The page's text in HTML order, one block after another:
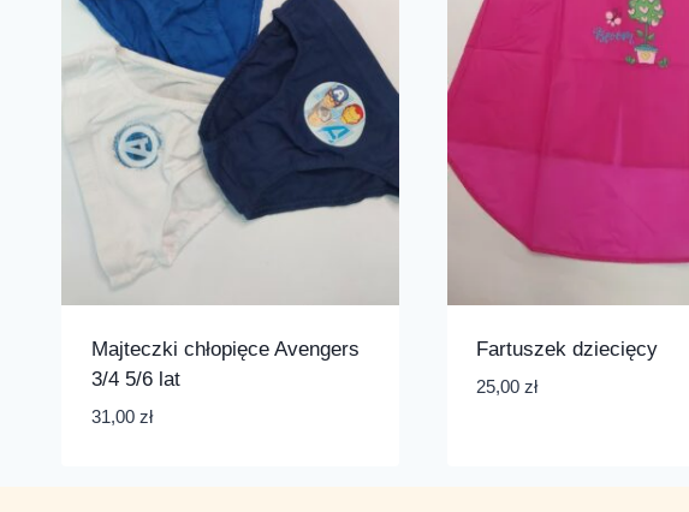
Majteczki chłopięce Avengers
3/4 5/6 lat
31,00 zł
Fartuszek dziecięcy
25,00 zł